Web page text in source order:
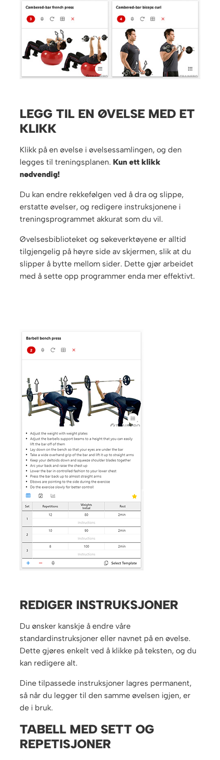
LEGG TIL EN ØVELSE MED ET
KLIKK
Klikk på en øvelse i øvelsessamlingen, og den
legges til treningsplanen. Kun ett klikk
nødvendig!
Du kan endre rekkefølgen ved å dra og slippe,
erstatte øvelser, og redigere instruksjonene i
treningsprogrammet akkurat som du vil.
Øvelsesbiblioteket og søkeverktøyene er alltid
tilgjengelig på høyre side av skjermen, slik at du
slipper å bytte mellom sider. Dette gjør arbeidet
med å sette opp programmer enda mer effektivt.
REDIGER INSTRUKSJONER
Du ønsker kanskje å endre våre
standardinstruksjoner eller navnet på en øvelse.
Dette gjøres enkelt ved å klikke på teksten, og du
kan redigere alt.
Dine tilpassede instruksjoner lagres permanent,
så når du legger til den samme øvelsen igjen, er
de i bruk.
TABELL MED SETT OG
REPETISJONER